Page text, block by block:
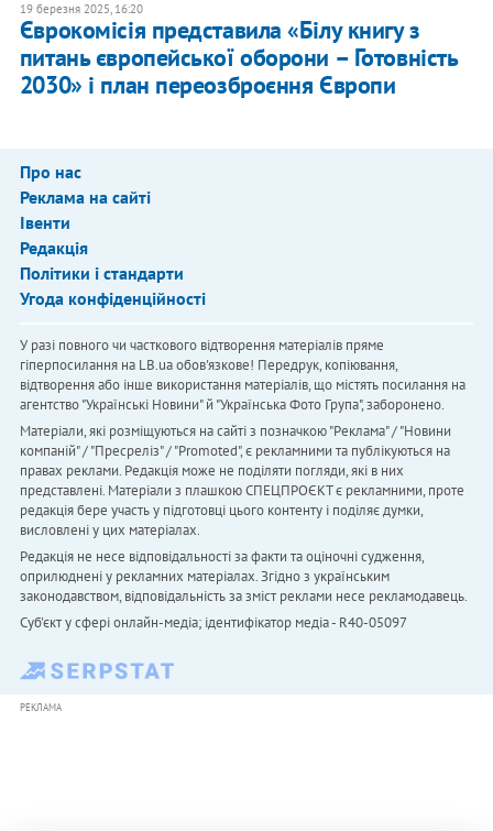
19 березня 2025, 16:20
​Єврокомісія представила «Білу книгу з
питань європейської оборони – Готовність
2030» і план переозброєння Європи
Про нас
Реклама на сайті
Івенти
Редакція
Політики і стандарти
Угода конфіденційності
У разі повного чи часткового відтворення матеріалів пряме
гіперпосилання на LB.ua обов'язкове! Передрук, копіювання,
відтворення або інше використання матеріалів, що містять посилання на
агентство "Українськi Новини" й "Українська Фото Група", заборонено.
Матеріали, які розміщуються на сайті з позначкою "Реклама" / "Новини
компаній" / "Пресреліз" / "Promoted", є рекламними та публікуються на
правах реклами. Редакція може не поділяти погляди, які в них
представлені. Матеріали з плашкою СПЕЦПРОЄКТ є рекламними, проте
редакція бере участь у підготовці цього контенту і поділяє думки,
висловлені у цих матеріалах.
Редакція не несе відповідальності за факти та оціночні судження,
оприлюднені у рекламних матеріалах. Згідно з українським
законодавством, відповідальність за зміст реклами несе рекламодавець.
Cуб'єкт у сфері онлайн-медіа; ідентифікатор медіа - R40-05097
РЕКЛАМА